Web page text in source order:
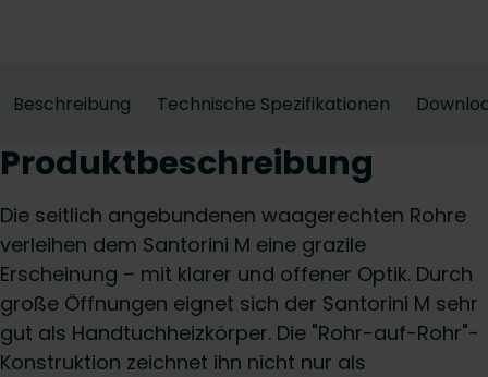
Beschreibung Technische Spezifikationen
Produktbeschreibung
Die seitlich angebundenen waagerechten Rohre
verleihen dem Santorini M eine grazile
Erscheinung – mit klarer und offener Optik. Durch
große Öffnungen eignet sich der Santorini M sehr
gut als Handtuchheizkörper. Die "Rohr-auf-Rohr"-
Konstruktion zeichnet ihn nicht nur als